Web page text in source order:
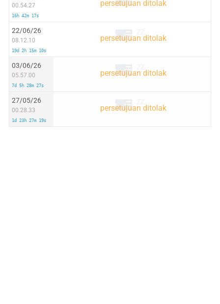
00.54.27
16h 42m 17s
22/06/26
08.12.10
19d 2h 15m 10s
03/06/26
05.57.00
7d 5h 28m 27s
27/05/26
00.28.33
1d 23h 27m 19s